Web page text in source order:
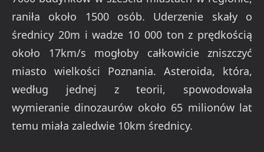
raniła około 1500 osób. Uderzenie skały o
średnicy 20m i wadze 10 000 ton z prędkością
około 17km/s mogłoby całkowicie zniszczyć
miasto wielkości Poznania. Asteroida, która,
według jednej z teorii, spowodowała
wymieranie dinozaurów około 65 milionów lat
temu miała zaledwie 10km średnicy.